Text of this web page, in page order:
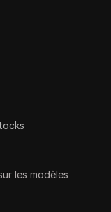
les modèles